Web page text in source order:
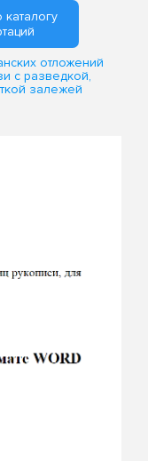
отложений
с разведкой,
залежей